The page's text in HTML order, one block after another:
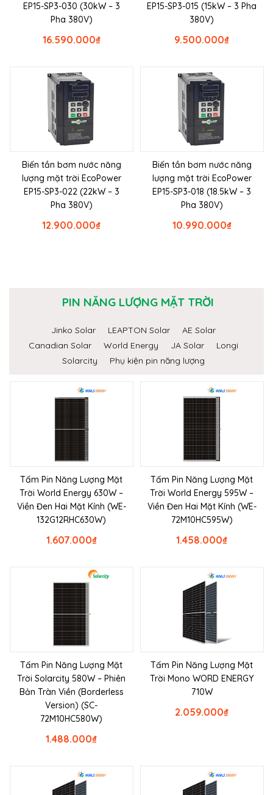
EP15-SP3-030 (30kW – 3
Pha 380V)
₫
16.590.000
EP15-SP3-015 (15kW – 3 Pha
380V)
₫
9.500.000
Biến tần bơm nước năng
lượng mặt trời EcoPower
EP15-SP3-022 (22kW – 3
Pha 380V)
₫
12.900.000
Biến tần bơm nước năng
lượng mặt trời EcoPower
EP15-SP3-018 (18.5kW – 3
Pha 380V)
₫
10.990.000
PIN NĂNG LƯỢNG MẶT TRỜI
Jinko Solar LEAPTON Solar
AE Solar
Canadian Solar
World Energy JA Solar
Longi
Solarcity
Phụ kiện pin năng lượng
Tấm Pin Năng Lượng Mặt
Trời World Energy 630W –
Viền Đen Hai Mặt Kính (WE-
132G12RHC630W)
₫
1.607.000
Tấm Pin Năng Lượng Mặt
Trời World Energy 595W –
Viền Đen Hai Mặt Kính (WE-
72M10HC595W)
₫
1.458.000
Tấm Pin Năng Lượng Mặt
Trời Solarcity 580W – Phiên
Bản Tràn Viền (Borderless
Version) (SC-
72M10HC580W)
₫
1.488.000
Tấm Pin Năng Lượng Mặt
Trời Mono WORD ENERGY
710W
₫
2.059.000